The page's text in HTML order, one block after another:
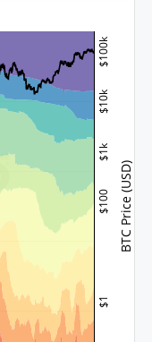
$1
$100
$1k
$10k
$100k
BTC Price (USD)